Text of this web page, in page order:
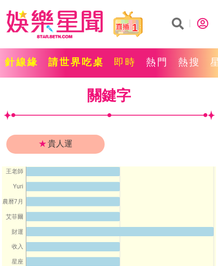
1
針線緣 請世界吃桌 即時 熱門 熱搜
關鍵字
★貴人運
王老師
Yuri
農曆7月
艾菲爾
財運
收入
星座